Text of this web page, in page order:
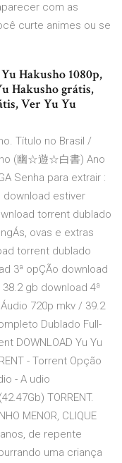
com as
curte animes ou se
Hakusho 1080p,
Hakusho grátis,
Ver Yu Yu
Título no Brasil /
(幽☆遊☆白書) Ano
Senha para extrair :
download estiver
torrent dublado
ovas e extras
torrent dublado
3ª opÇÃo download
gb download 4ª
720p mkv / 39.2
Dublado Full-
DOWNLOAD Yu Yu
- Torrent Opção
- A udio
TORRENT.
MENOR, CLIQUE
de repente
uma criança